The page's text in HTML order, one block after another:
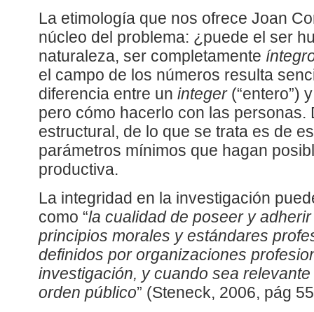
La etimología que nos ofrece Joan
núcleo del problema: ¿puede el ser
naturaleza, ser completamente
el campo de los números resulta
diferencia entre un integer(“entero”)
pero cómo hacerlo con las personas.
estructural, de lo que se trata es de
parámetros mínimos que hagan
productiva.
La integridad en la investigación
como “la cualidad de poseer y
principios morales y estándares
definidos por organizaciones
investigación, y cuando sea
orden público” (Steneck, 2006, pág